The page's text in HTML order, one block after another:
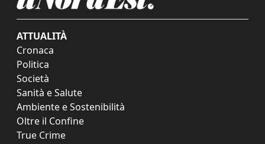
ATTUALITÀ
Cronaca
Politica
Società
Sanità e Salute
Ambiente e Sostenibilità
Oltre il Confine
True Crime